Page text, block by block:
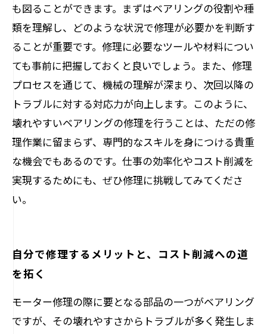
も図ることができます。まずはベアリングの役割や種
類を理解し、どのような状況で修理が必要かを判断す
ることが重要です。修理に必要なツールや材料につい
ても事前に把握しておくと良いでしょう。また、修理
プロセスを通じて、機械の理解が深まり、次回以降の
トラブルに対する対応力が向上します。このように、
壊れやすいベアリングの修理を行うことは、ただの修
理作業に留まらず、専門的なスキルを身につける貴重
な機会でもあるのです。仕事の効率化やコスト削減を
実現するためにも、ぜひ修理に挑戦してみてくださ
い。
自分で修理するメリットと、コスト削減への道
を拓く
モーター修理の際に要となる部品の一つがベアリング
ですが、その壊れやすさからトラブルが多く発生しま